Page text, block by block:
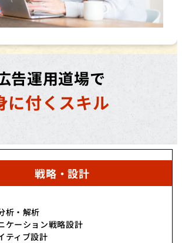
告運用道場で
に付くスキル
戦略・設計
析・解析
ケーション戦略設計
ティブ設計